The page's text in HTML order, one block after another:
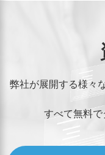
弊社が展開する様々
すべて無料で